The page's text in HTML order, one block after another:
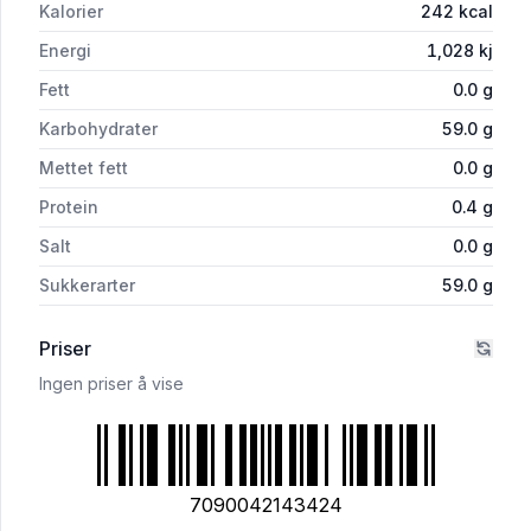
Kalorier 242 kcal
Energi
1,028 kj
Fett
0.0 g
Karbohydrater
59.0 g
Mettet fett
0.0 g
Protein
0.4 g
Salt
0.0 g
Sukkerarter
59.0 g
Priser
Ingen priser å vise
7090042143424